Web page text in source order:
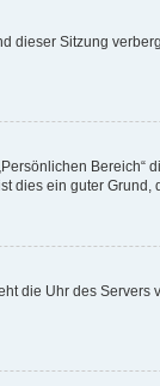
Sitzung
Bereich“
dies ein guter Grund,
die Uhr des